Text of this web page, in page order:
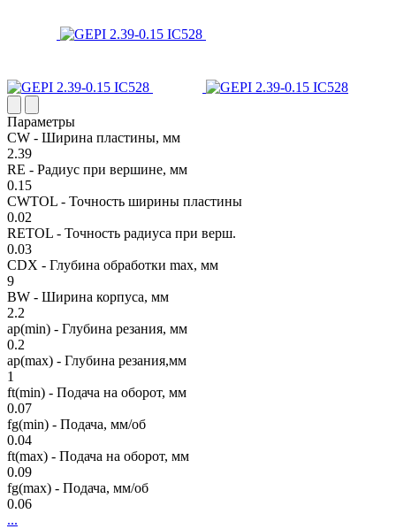
Параметры
CW - Ширина пластины, мм
2.39
RE - Радиус при вершине, мм
0.15
CWTOL - Точность ширины пластины
0.02
RETOL - Точность радиуса при верш.
0.03
CDX - Глубина обработки max, мм
9
BW - Ширина корпуса, мм
2.2
ap(min) - Глубина резания, мм
0.2
ap(max) - Глубина резания,мм
1
ft(min) - Подача на оборот, мм
0.07
fg(min) - Подача, мм/об
0.04
ft(max) - Подача на оборот, мм
0.09
fg(max) - Подача, мм/об
0.06
...